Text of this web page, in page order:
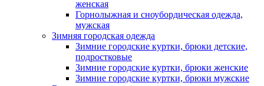
женская
Горнолыжная и сноубордическая одежда,
мужская
Зимняя городская одежда
Зимние городские куртки, брюки детские,
подростковые
Зимние городские куртки, брюки женские
Зимние городские куртки, брюки мужские